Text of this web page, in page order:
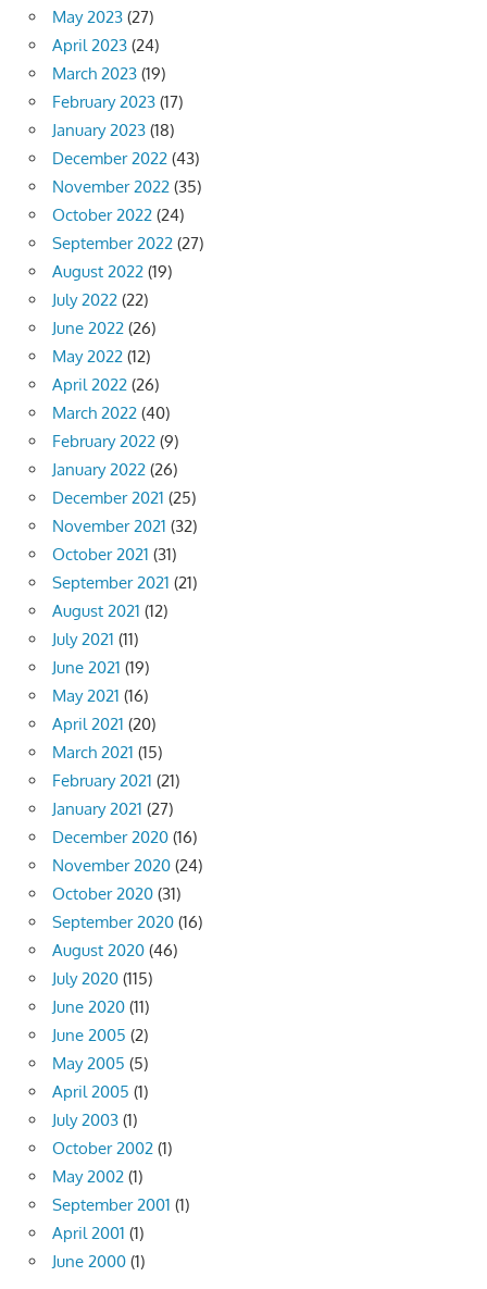
May 2023 (27)
April 2023 (24)
March 2023 (19)
February 2023 (17)
January 2023 (18)
December 2022 (43)
November 2022 (35)
October 2022 (24)
September 2022 (27)
August 2022 (19)
July 2022 (22)
June 2022 (26)
May 2022 (12)
April 2022 (26)
March 2022 (40)
February 2022 (9)
January 2022 (26)
December 2021 (25)
November 2021 (32)
October 2021 (31)
September 2021 (21)
August 2021 (12)
July 2021 (11)
June 2021 (19)
May 2021 (16)
April 2021 (20)
March 2021 (15)
February 2021 (21)
January 2021 (27)
December 2020 (16)
November 2020 (24)
October 2020 (31)
September 2020 (16)
August 2020 (46)
July 2020 (115)
June 2020 (11)
June 2005 (2)
May 2005 (5)
April 2005 (1)
July 2003 (1)
October 2002 (1)
May 2002 (1)
September 2001 (1)
April 2001 (1)
June 2000 (1)